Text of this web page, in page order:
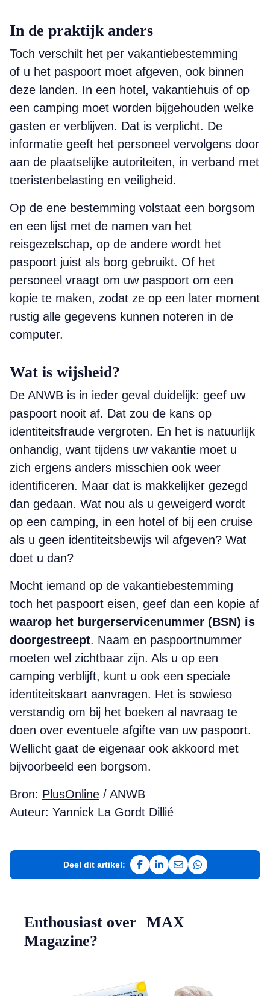
In de praktijk anders
Toch verschilt het per vakantiebestemming
of u het paspoort moet afgeven, ook binnen
deze landen. In een hotel, vakantiehuis of op
een camping moet worden bijgehouden welke
gasten er verblijven. Dat is verplicht. De
informatie geeft het personeel vervolgens door
aan de plaatselijke autoriteiten, in verband met
toeristenbelasting en veiligheid.
Op de ene bestemming volstaat een borgsom
en een lijst met de namen van het
reisgezelschap, op de andere wordt het
paspoort juist als borg gebruikt. Of het
personeel vraagt om uw paspoort om een
kopie te maken, zodat ze op een later moment
rustig alle gegevens kunnen noteren in de
computer.
Wat is wijsheid?
De ANWB is in ieder geval duidelijk: geef uw
paspoort nooit af. Dat zou de kans op
identiteitsfraude vergroten. En het is natuurlijk
onhandig, want tijdens uw vakantie moet u
zich ergens anders misschien ook weer
identificeren. Maar dat is makkelijker gezegd
dan gedaan. Wat nou als u geweigerd wordt
op een camping, in een hotel of bij een cruise
als u geen identiteitsbewijs wil afgeven? Wat
doet u dan?
Mocht iemand op de vakantiebestemming
toch het paspoort eisen, geef dan een kopie af
waarop het burgerservicenummer (BSN) is
doorgestreept. Naam en paspoortnummer
moeten wel zichtbaar zijn. Als u op een
camping verblijft, kunt u ook een speciale
identiteitskaart aanvragen. Het is sowieso
verstandig om bij het boeken al navraag te
doen over eventuele afgifte van uw paspoort.
Wellicht gaat de eigenaar ook akkoord met
bijvoorbeeld een borgsom.
Bron: PlusOnline / ANWB
Auteur: Yannick La Gordt Dillié
Deel dit artikel:
Deel op Facebook
Deel op LinkedIn
Deel via e-mail
Deel via
Enthousiast over MAX
Magazine?